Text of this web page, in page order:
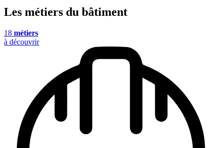
Les métiers du bâtiment
18 métiers
à découvrir